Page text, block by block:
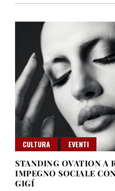
CULTURA
EVENTI
STANDING OVATION A
IMPEGNO SOCIALE
GIGÍ